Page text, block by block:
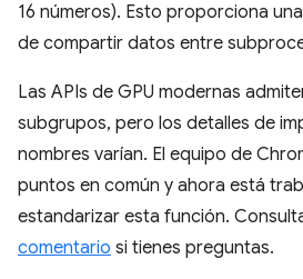
16 números). Esto proporciona
de compartir datos entre
Las APIs de GPU modernas
subgrupos, pero los detalles de
nombres varían. El equipo de
puntos en común y ahora está
estandarizar esta función.
comentario si tienes preguntas.